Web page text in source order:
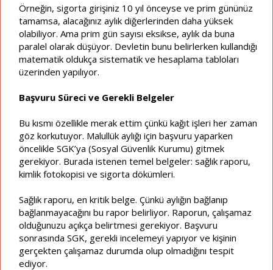
Örneğin, sigorta girişiniz 10 yıl önceyse ve prim gününüz
tamamsa, alacağınız aylık diğerlerinden daha yüksek
olabiliyor. Ama prim gün sayısı eksikse, aylık da buna
paralel olarak düşüyor. Devletin bunu belirlerken kullandığı
matematik oldukça sistematik ve hesaplama tabloları
üzerinden yapılıyor.
Başvuru Süreci ve Gerekli Belgeler
Bu kısmı özellikle merak ettim çünkü kağıt işleri her zaman
göz korkutuyor. Malullük aylığı için başvuru yaparken
öncelikle SGK’ya (Sosyal Güvenlik Kurumu) gitmek
gerekiyor. Burada istenen temel belgeler: sağlık raporu,
kimlik fotokopisi ve sigorta dökümleri.
Sağlık raporu, en kritik belge. Çünkü aylığın bağlanıp
bağlanmayacağını bu rapor belirliyor. Raporun, çalışamaz
olduğunuzu açıkça belirtmesi gerekiyor. Başvuru
sonrasında SGK, gerekli incelemeyi yapıyor ve kişinin
gerçekten çalışamaz durumda olup olmadığını tespit
ediyor.